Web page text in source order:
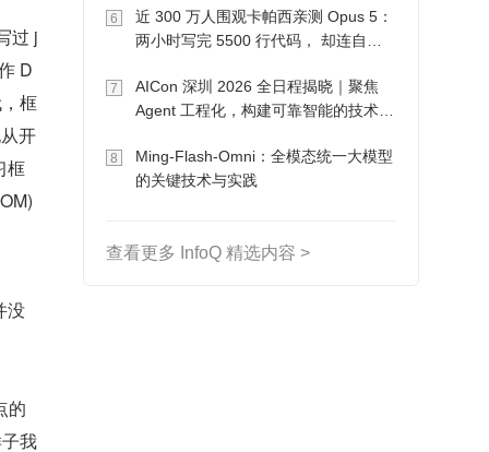
过 j
D
框
开
框
没
的
我
6
近 300 万人围观卡帕西亲测 Opus 5：
两小时写完 5500 行代码， 却连自己
7
AICon 深圳 2026 全日程揭晓｜聚焦
Agent 工程化，构建可靠智能的技术路
8
Ming-Flash-Omni：全模态统一大模型
的关键技术与实践
查看更多 InfoQ 精选内容 >